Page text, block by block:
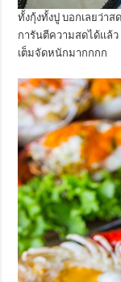
ทั้งกุ้งทั้งปู บอกเลยว่า
การันตีความสดได้แล้ว
เต็มจัดหนักมากกกก